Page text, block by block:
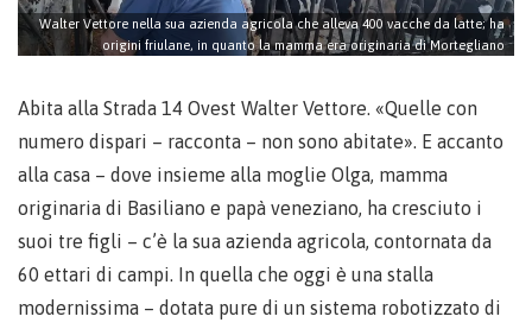
Walter Vettore nella sua azienda agricola che alleva 400 vacche da latte; ha
origini friulane, in quanto la mamma era originaria di Mortegliano
Abita alla Strada 14 Ovest Walter Vettore. «Quelle con
numero dispari – racconta – non sono abitate». E accanto
alla casa – dove insieme alla moglie Olga, mamma
originaria di Basiliano e papà veneziano, ha cresciuto i
suoi tre figli – c’è la sua azienda agricola, contornata da
60 ettari di campi. In quella che oggi è una stalla
modernissima – dotata pure di un sistema robotizzato di